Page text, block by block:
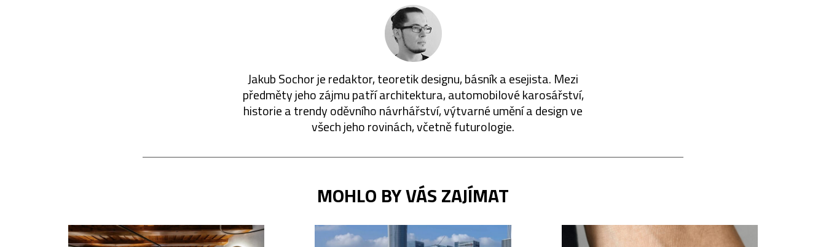
Jakub Sochor je redaktor, teoretik designu, básník a esejista. Mezi
předměty jeho zájmu patří architektura, automobilové karosářství,
historie a trendy oděvního návrhářství, výtvarné umění a design ve
všech jeho rovinách, včetně futurologie.
MOHLO BY VÁS ZAJÍMAT